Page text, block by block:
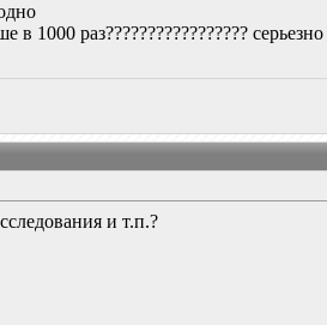
раз?????????????????
и т.п.?